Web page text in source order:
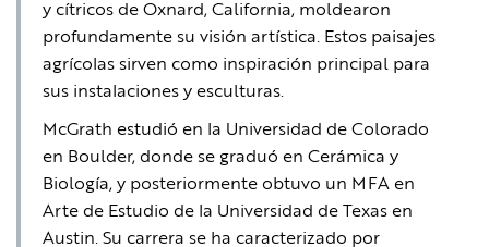
y cítricos de Oxnard, California, moldearon
profundamente su visión artística. Estos paisajes
agrícolas sirven como inspiración principal para
sus instalaciones y esculturas.
McGrath estudió en la Universidad de Colorado
en Boulder, donde se graduó en Cerámica y
Biología, y posteriormente obtuvo un MFA en
Arte de Estudio de la Universidad de Texas en
Austin. Su carrera se ha caracterizado por